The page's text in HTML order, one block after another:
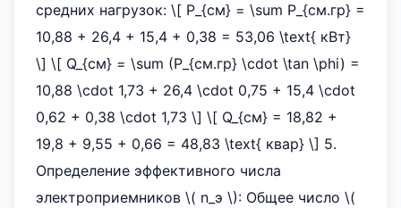
средних нагрузок: \[ P_{см} = \sum P_{см.гр} =
10,88 + 26,4 + 15,4 + 0,38 = 53,06 \text{ кВт}
\] \[ Q_{см} = \sum (P_{см.гр} \cdot \tan \phi) =
10,88 \cdot 1,73 + 26,4 \cdot 0,75 + 15,4 \cdot
0,62 + 0,38 \cdot 1,73 \] \[ Q_{см} = 18,82 +
19,8 + 9,55 + 0,66 = 48,83 \text{ квар} \] 5.
Определение эффективного числа
электроприемников \( n_э \): Общее число \(